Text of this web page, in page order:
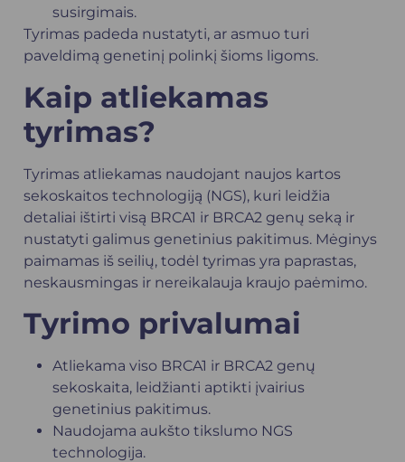
susirgimais.
Tyrimas padeda nustatyti, ar asmuo turi
paveldimą genetinį polinkį šioms ligoms.
Kaip atliekamas
tyrimas?
Tyrimas atliekamas naudojant naujos kartos
sekoskaitos technologiją (NGS), kuri leidžia
detaliai ištirti visą BRCA1 ir BRCA2 genų seką ir
nustatyti galimus genetinius pakitimus. Mėginys
paimamas iš seilių, todėl tyrimas yra paprastas,
neskausmingas ir nereikalauja kraujo paėmimo.
Tyrimo privalumai
Atliekama viso BRCA1 ir BRCA2 genų
sekoskaita, leidžianti aptikti įvairius
genetinius pakitimus.
Naudojama aukšto tikslumo NGS
technologija.